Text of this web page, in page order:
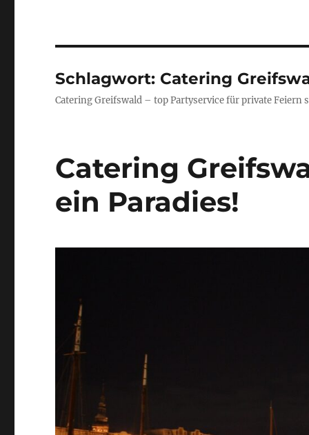
Schlagwort: Catering
Catering Greifswald – top Partyservice für private
Catering
ein Paradies!